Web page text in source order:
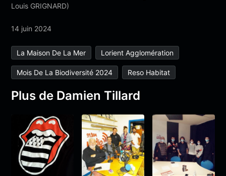
Louis GRIGNARD)
14 juin 2024
La Maison De La Mer Lorient Agglomération
Mois De La Biodiversité 2024 Reso Habitat
Plus de Damien Tillard